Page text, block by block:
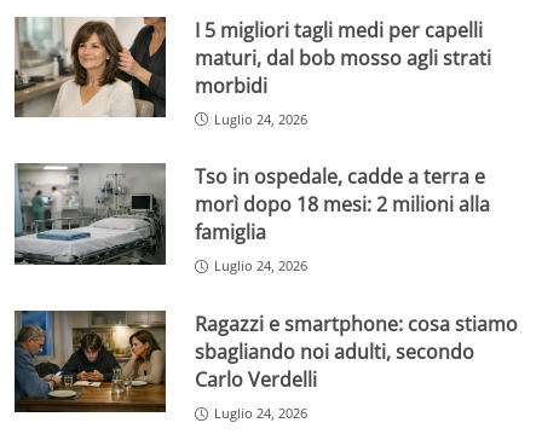
I 5 migliori tagli medi per capelli
maturi, dal bob mosso agli strati
morbidi
Luglio 24, 2026
Tso in ospedale, cadde a terra e
morì dopo 18 mesi: 2 milioni alla
famiglia
Luglio 24, 2026
Ragazzi e smartphone: cosa stiamo
sbagliando noi adulti, secondo
Carlo Verdelli
Luglio 24, 2026